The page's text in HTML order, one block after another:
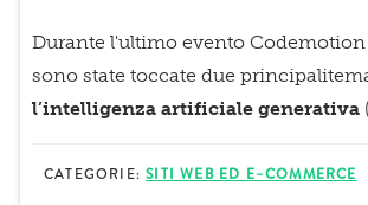
Durante l'ultimo evento
sono state toccate due principali
l’intelligenza artificiale generativa (
CATEGORIE:SITI WEB ED E–COMMERCE